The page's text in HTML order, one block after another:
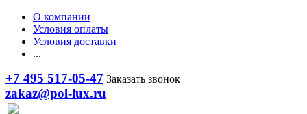
О компании
Условия оплаты
Условия доставки
...
+7 495 517-05-47 Заказать звонок
zakaz@pol-lux.ru